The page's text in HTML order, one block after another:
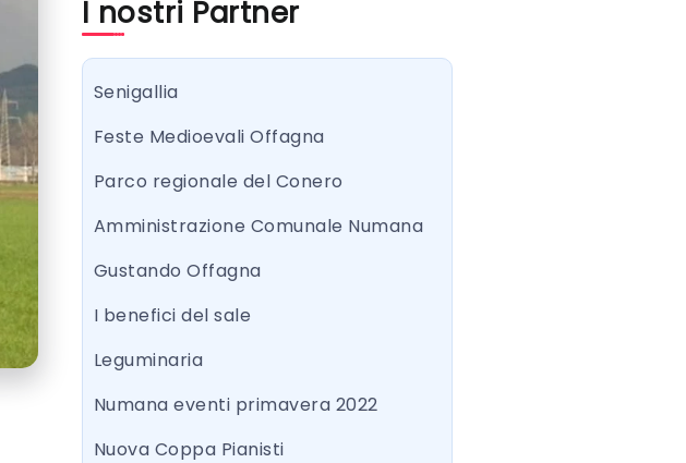
I nostri Partner
Senigallia
Feste Medioevali Offagna
Parco regionale del Conero
Amministrazione Comunale Numana
Gustando Offagna
I benefici del sale
Leguminaria
Numana eventi primavera 2022
Nuova Coppa Pianisti